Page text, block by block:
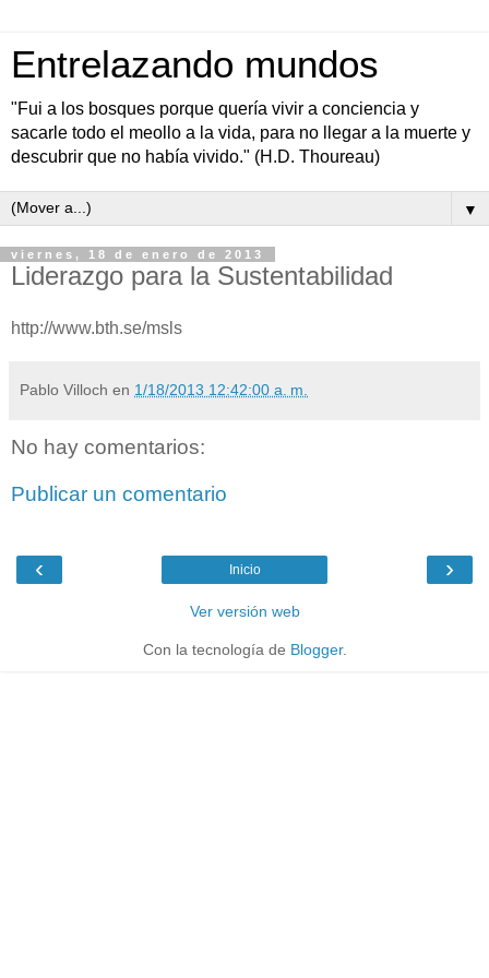
Entrelazando mundos
"Fui a los bosques porque quería vivir a conciencia y
sacarle todo el meollo a la vida, para no llegar a la muerte y
descubrir que no había vivido." (H.D. Thoureau)
▼
viernes, 18 de enero de 2013
Liderazgo para la Sustentabilidad
http://www.bth.se/msls
Pablo Villoch en 1/18/2013 12:42:00 a. m.
No hay comentarios:
Publicar un comentario
‹ ›
Inicio
Ver versión web
Con la tecnología de Blogger.